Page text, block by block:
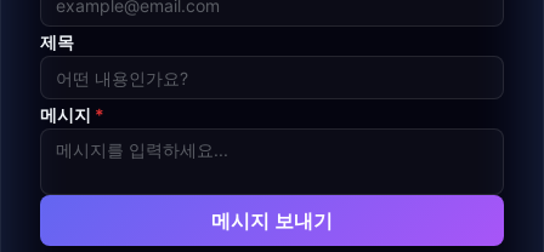
제목
메시지 *
메시지 보내기